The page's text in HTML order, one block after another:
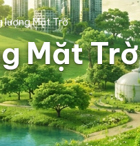
Mặt Trờ
lượng Mặt Trờ